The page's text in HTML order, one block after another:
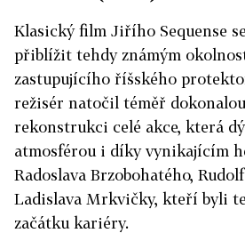
Klasický film Jiřího Sequense
přiblížit tehdy známým
zastupujícího říšského
režisér natočil téměř
rekonstrukci celé akce, která
atmosférou i díky vynikajícím
Radoslava Brzobohatého,
Ladislava Mrkvičky, kteří byli
začátku kariéry.